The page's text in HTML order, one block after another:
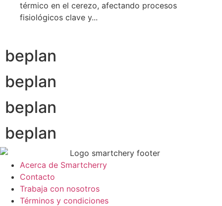
térmico en el cerezo, afectando procesos
fisiológicos clave y...
beplan
beplan
beplan
beplan
Acerca de Smartcherry
Contacto
Trabaja con nosotros
Términos y condiciones